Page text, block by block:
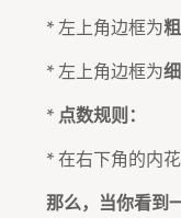
* 左上角边框为
* 左上角边框为
* 点数规则：
* 在右下角的内
那么，当你看到